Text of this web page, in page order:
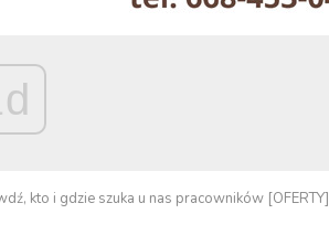
kto i gdzie szuka u nas pracowników [OFERTY]